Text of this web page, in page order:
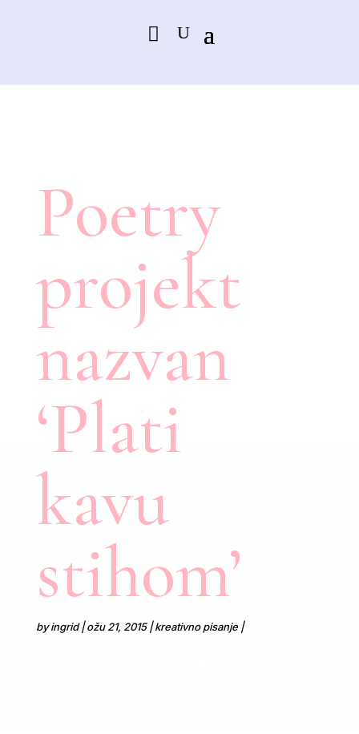
Poetry
projekt
nazvan
‘Plati
kavu
stihom’
byingrid ožu 21, 2015 kreativno pisanje